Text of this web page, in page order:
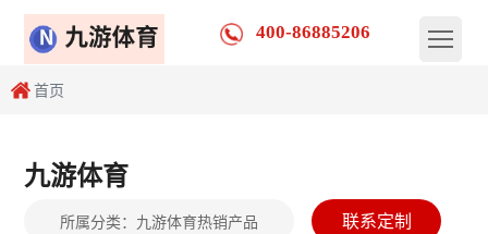
400-86885206
首页
九游体育
所属分类： 九游体育热销产品 联系定制